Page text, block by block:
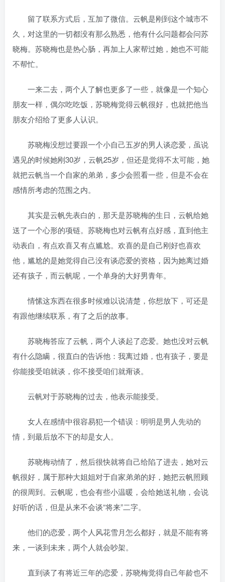
留了联系方式后，互加了微信。云帆是刚到这个城市不
久，对这里的一切都没有那么熟悉，他有什么问题都会问苏
晓梅。苏晓梅也是热心肠，再加上人家帮过她，她也不可能
不帮忙。
一来二去，两个人了解也更多了一些，就像是一个知心
朋友一样，偶尔吃吃饭，苏晓梅觉得云帆很好，也就把他当
朋友介绍给了更多人认识。
苏晓梅没想过要跟一个小自己五岁的男人谈恋爱，虽说
遇见的时候她刚30岁，云帆25岁，但还是觉得不太可能，她
就把云帆当一个自家的弟弟，多少会照看一些，但是不会在
感情所考虑的范围之内。
其实是云帆先表白的，那天是苏晓梅的生日，云帆给她
送了一个心形的项链。苏晓梅也对云帆有点好感，直到他主
动表白，有点欢喜又有点尴尬。欢喜的是自己刚好也喜欢
他，尴尬的是她觉得自己没有谈恋爱的资格，因为她离过婚
还有孩子，而云帆呢，一个单身的大好男青年。
情愫这东西在很多时候难以说清楚，你想放下，可还是
有跟他继续联系，有了之后的故事。
苏晓梅答应了云帆，两个人谈起了恋爱。她也没对云帆
有什么隐瞒，很直白的告诉他：我离过婚，也有孩子，要是
你能接受咱就谈，你不接受咱们就甭谈。
云帆对于苏晓梅的过去，他表示能接受。
女人在感情中很容易犯一个错误：明明是男人先动的
情，到最后放不下的却是女人。
苏晓梅动情了，然后很快就将自己给陷了进去，她对云
帆很好，属于那种大姐姐对于自家弟弟的好，她把云帆照顾
的很周到。云帆呢，也会有些小温暖，会给她送礼物，会说
好听的话，但是从来不会谈“将来”二字。
他们的恋爱，两个人风花雪月怎么都好，就是不能有将
来，一谈到未来，两个人就会吵架。
直到谈了有将近三年的恋爱，苏晓梅觉得自己年龄也不